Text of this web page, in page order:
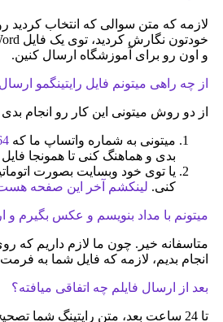
لازمه که متن سوالی که انتخاب کردید
و اون رو برای آموزشگاه ارسال کنین.
از چه راهی میتونم فایل رایتینگمو
از دو روش میتونی این کار رو انجام
میتونی به شماره واتساپ ما که
بدی و هماهنگ کنی تا همونجا
یا توی خود وبسایت بصورت
کنی. لینکشم آخر این صفحه
میتونم با مداد بنویسم و عکس بگیرم و
متاسفانه خیر. چون ما لازم داریم که
انجام بدیم، لازمه که فایل شما به فرمت word باشه.
بعد از ارسال فایلم چه اتفاقی میافته؟
تا 24 ساعت بعد، متن رایتینگ شما